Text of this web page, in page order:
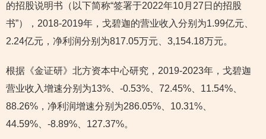
的招股说明书（以下简称“签署于2022年10月27日的招股
书”），2018-2019年，戈碧迦的营业收入分别为1.99亿元、
2.24亿元，净利润分别为817.05万元、3,154.18万元。
根据《金证研》北方资本中心研究，2019-2023年，戈碧迦
营业收入增速分别为13%、-0.53%、72.45%、11.54%、
88.26%，净利润增速分别为286.05%、10.31%、
44.59%、-8.89%、127.37%。